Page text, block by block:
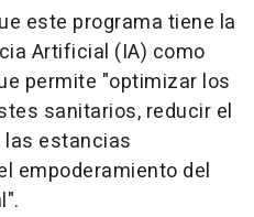
este programa tiene la
Artificial (IA) como
permite "optimizar los
sanitarios, reducir el
las estancias
empoderamiento del